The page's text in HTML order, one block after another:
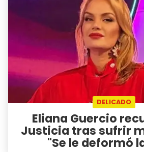
DELICADO
Eliana Guercio
Justicia tras sufrir
"Se le deformó